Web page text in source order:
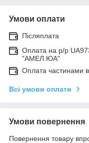
Умови оплати
Післяплата
Оплата на р/р
"АМЕЛ.ЮА"
Оплата частинами
Всі умови оплати
Умови повернення
Повернення товару